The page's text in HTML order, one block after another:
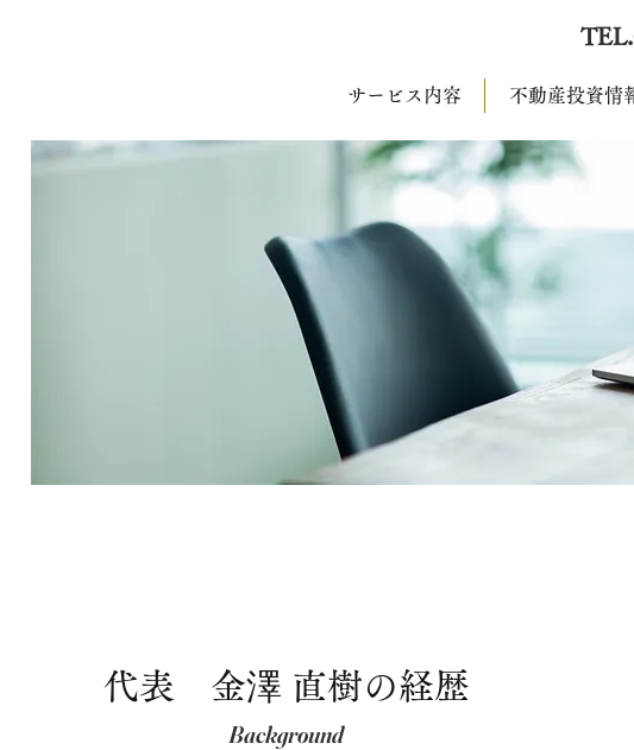
​TEL.
サービス内容 不動産投資情
代表 金澤 直樹の経歴
Background